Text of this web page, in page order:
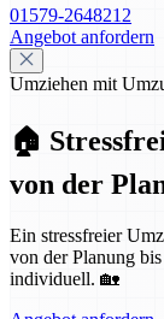
01579-2648212
Angebot anfordern
Umziehen mit
🏠
von der
Ein stressfreier
von der Planung
individuell. 🏡